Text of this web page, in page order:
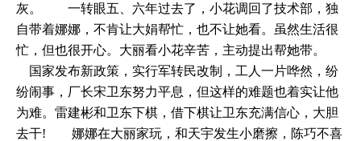
灰。 一转眼五、六年过去了，小花调回了技术部，独
自带着娜娜，不肯让大娟帮忙，也不让她看。虽然生活很
忙，但也很开心。大丽看小花辛苦，主动提出帮她带。
国家发布新政策，实行军转民改制，工人一片哗然，纷
纷闹事，厂长宋卫东努力平息，但这样的难题也着实让他
为难。雷建彬和卫东下棋，借下棋让卫东充满信心，大胆
去干! 娜娜在大丽家玩，和天宇发生小磨擦，陈巧不喜